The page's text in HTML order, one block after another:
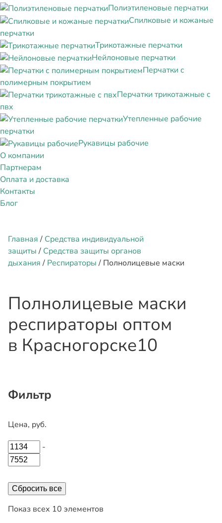
Полиэтиленовые перчатки
Спилковые и кожаные
перчатки
Трикотажные перчатки
Нейлоновые перчатки
Перчатки с
полимерным покрытием
Перчатки трикотажные с
пвх
Утепленные рабочие
перчатки
Рукавицы рабочие
О компании
Партнерам
Оплата и доставка
Контакты
Блог
Главная/ Средства индивидуальной
защиты/ Средства защиты органов
дыхания/ Респираторы/ Полнолицевые маски
Полнолицевые маски
респираторы оптом
в Красногорске10
Фильтр
Цена, руб.
-
Сбросить все
Показ всех 10 элементов